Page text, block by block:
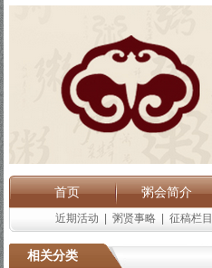
首页 粥会简介
近期活动 粥贤事略 征稿栏目
相关分类